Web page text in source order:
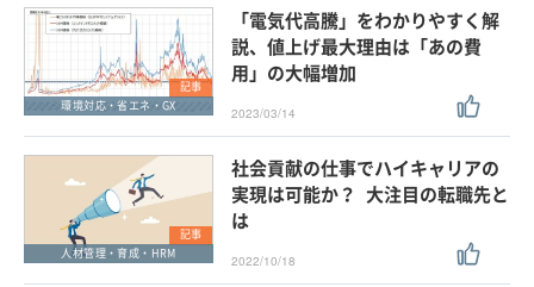
記事
環境対応・省エネ・GX
「電気代高騰」をわかりやすく解
説、値上げ最大理由は「あの費
用」の大幅増加
2023/03/14
記事
人材管理・育成・HRM
社会貢献の仕事でハイキャリアの
実現は可能か？ 大注目の転職先と
は
2022/10/18